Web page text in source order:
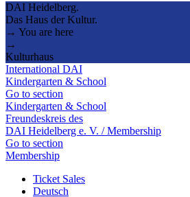
DAI Heidelberg.
Das Haus der Kultur.
→ You are here
→
Kulturhaus
International DAI
Kindergarten & School
Go to section
Kindergarten & School
Freundeskreis des
DAI Heidelberg e. V. / Membership
Go to section
Membership
Ticket Sales
Deutsch